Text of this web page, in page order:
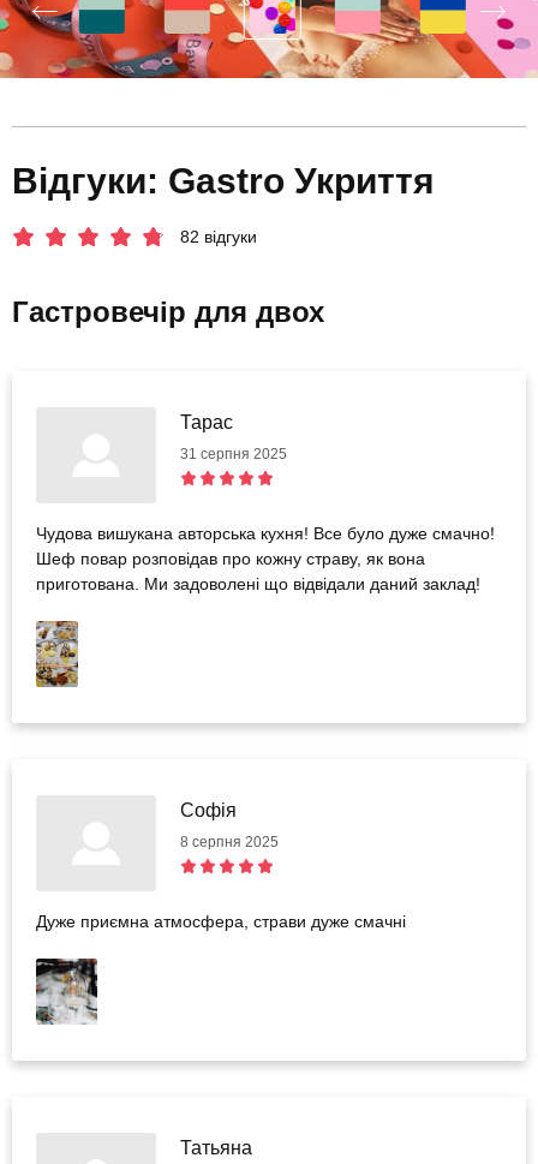
Відгуки: Gastro Укриття
82 відгуки
Гастровечір для двох
Тарас
31 серпня 2025
Чудова вишукана авторська кухня! Все було дуже смачно!
Шеф повар розповідав про кожну страву, як вона
приготована. Ми задоволені що відвідали даний заклад!
Софія
8 серпня 2025
Дуже приємна атмосфера, страви дуже смачні
Татьяна